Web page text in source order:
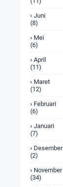
Juni
(8)
Mei
(6)
April
(11)
Maret
(12)
Februari
(6)
Januari
(7)
Desember
(2)
November
(34)